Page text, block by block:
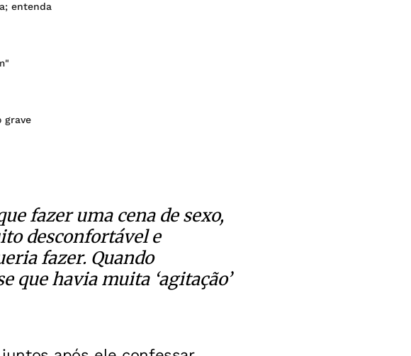
entenda
grave
fazer uma cena de sexo,
desconfortável e
fazer. Quando
que havia muita ‘agitação’